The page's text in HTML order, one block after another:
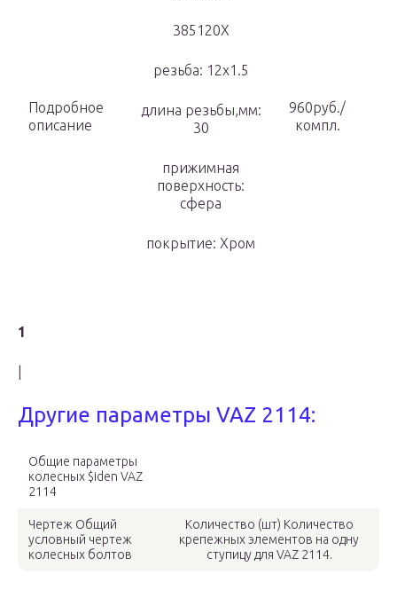
Подробное
описание
385120X
резьба: 12х1.5
длина резьбы,мм:
30
прижимная
поверхность:
сфера
покрытие: Хром
960руб./
компл.
1
Другие параметры VAZ 2114:
Общие параметры
колесных $iden VAZ
2114
Чертеж Общий
условный чертеж
колесных болтов
Количество (шт) Количество
крепежных элементов на одну
ступицу для VAZ 2114.